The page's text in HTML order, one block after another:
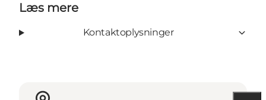
Læs mere
Kontaktoplysninger